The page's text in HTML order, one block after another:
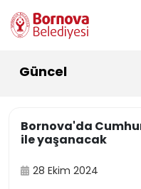
Güncel
Bornova'da
ile yaşanacak
28 Ekim 2024